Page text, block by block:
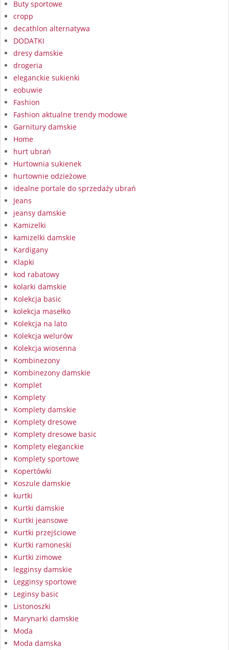
Buty sportowe
cropp
decathlon alternatywa
DODATKI
dresy damskie
drogeria
eleganckie sukienki
eobuwie
Fashion
Fashion aktualne trendy modowe
Garnitury damskie
Home
hurt ubrań
Hurtownia sukienek
hurtownie odzieżowe
idealne portale do sprzedaży ubrań
Jeans
jeansy damskie
Kamizelki
kamizelki damskie
Kardigany
Klapki
kod rabatowy
kolarki damskie
Kolekcja basic
kolekcja masełko
Kolekcja na lato
Kolekcja welurów
Kolekcja wiosenna
Kombinezony
Kombinezony damskie
Komplet
Komplety
Komplety damskie
Komplety dresowe
Komplety dresowe basic
Komplety eleganckie
Komplety sportowe
Kopertówki
Koszule damskie
kurtki
Kurtki damskie
Kurtki jeansowe
Kurtki przejściowe
Kurtki ramoneski
Kurtki zimowe
legginsy damskie
Legginsy sportowe
Leginsy basic
Listonoszki
Marynarki damskie
Moda
Moda damska